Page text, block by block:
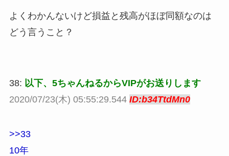
よくわかんないけど損益と残高がほぼ同額なのは
どう言うこと？
38: 以下、5ちゃんねるからVIPがお送りします
2020/07/23(木) 05:55:29.544 ID:b34TtdMn0
>>33
10年